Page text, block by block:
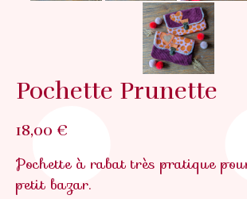
Pochette Prunette
18,00 €
Pochette à rabat très pratique
petit bazar.